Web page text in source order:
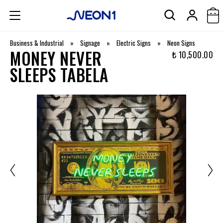
Business & Industrial » Signage » Electric Signs » Neon Signs
MONEY NEVER
SLEEPS TABELA
₺ 10,500.00